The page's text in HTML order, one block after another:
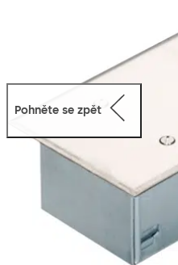
Pohněte se zpět